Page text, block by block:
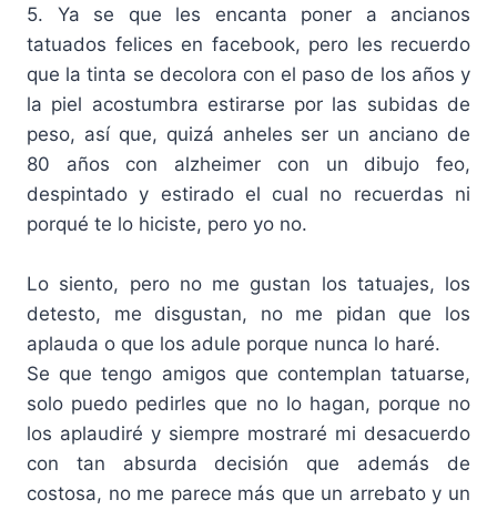
5. Ya se que les encanta poner a ancianos
tatuados felices en facebook, pero les recuerdo
que la tinta se decolora con el paso de los años y
la piel acostumbra estirarse por las subidas de
peso, así que, quizá anheles ser un anciano de
80 años con alzheimer con un dibujo feo,
despintado y estirado el cual no recuerdas ni
porqué te lo hiciste, pero yo no.
Lo siento, pero no me gustan los tatuajes, los
detesto, me disgustan, no me pidan que los
aplauda o que los adule porque nunca lo haré.
Se que tengo amigos que contemplan tatuarse,
solo puedo pedirles que no lo hagan, porque no
los aplaudiré y siempre mostraré mi desacuerdo
con tan absurda decisión que además de
costosa, no me parece más que un arrebato y un